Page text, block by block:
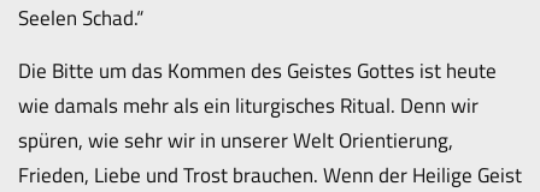
Seelen Schad.“
Die Bitte um das Kommen des Geistes Gottes ist heute
wie damals mehr als ein liturgisches Ritual. Denn wir
spüren, wie sehr wir in unserer Welt Orientierung,
Frieden, Liebe und Trost brauchen. Wenn der Heilige Geist